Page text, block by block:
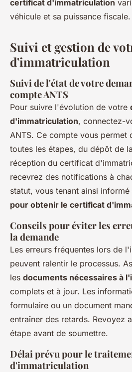
certificat d'immatriculation
véhicule et sa puissance fiscale.
Suivi et gestion de
d'immatriculation
Suivi de l'état de votre
compte ANTS
Pour suivre l'évolution de votre
d'immatriculation, connectez-
ANTS. Ce compte vous
toutes les étapes, du dépôt de
réception du certificat
recevrez des notifications à
statut, vous tenant ainsi informé
pour obtenir le certificat
Conseils pour éviter les
la demande
Les erreurs fréquentes lors de
peuvent ralentir le processus.
les documents nécessaires à
complets et à jour. Les
formulaire ou un document
entraîner des retards. Revoyez
étape avant de soumettre.
Délai prévu pour le
d'immatriculation